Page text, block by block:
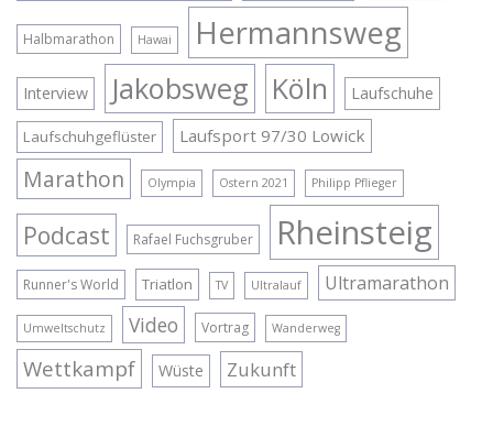
Halbmarathon Hawai Hermannsweg
Interview Jakobsweg Köln Laufschuhe
Laufschuhgeflüster Laufsport 97/30 Lowick
Marathon Olympia Ostern 2021 Philipp Pflieger
Podcast Rafael Fuchsgruber Rheinsteig
Runner's World Triatlon TV Ultralauf Ultramarathon
Umweltschutz Video Vortrag Wanderweg
Wettkampf Wüste Zukunft